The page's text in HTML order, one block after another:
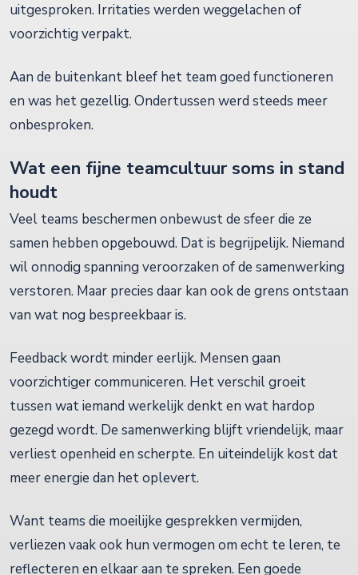
uitgesproken. Irritaties werden weggelachen of
voorzichtig verpakt.
Aan de buitenkant bleef het team goed functioneren
en was het gezellig. Ondertussen werd steeds meer
onbesproken.
Wat een fijne teamcultuur soms in stand
houdt
Veel teams beschermen onbewust de sfeer die ze
samen hebben opgebouwd. Dat is begrijpelijk. Niemand
wil onnodig spanning veroorzaken of de samenwerking
verstoren. Maar precies daar kan ook de grens ontstaan
van wat nog bespreekbaar is.
Feedback wordt minder eerlijk. Mensen gaan
voorzichtiger communiceren. Het verschil groeit
tussen wat iemand werkelijk denkt en wat hardop
gezegd wordt. De samenwerking blijft vriendelijk, maar
verliest openheid en scherpte. En uiteindelijk kost dat
meer energie dan het oplevert.
Want teams die moeilijke gesprekken vermijden,
verliezen vaak ook hun vermogen om echt te leren, te
reflecteren en elkaar aan te spreken. Een goede